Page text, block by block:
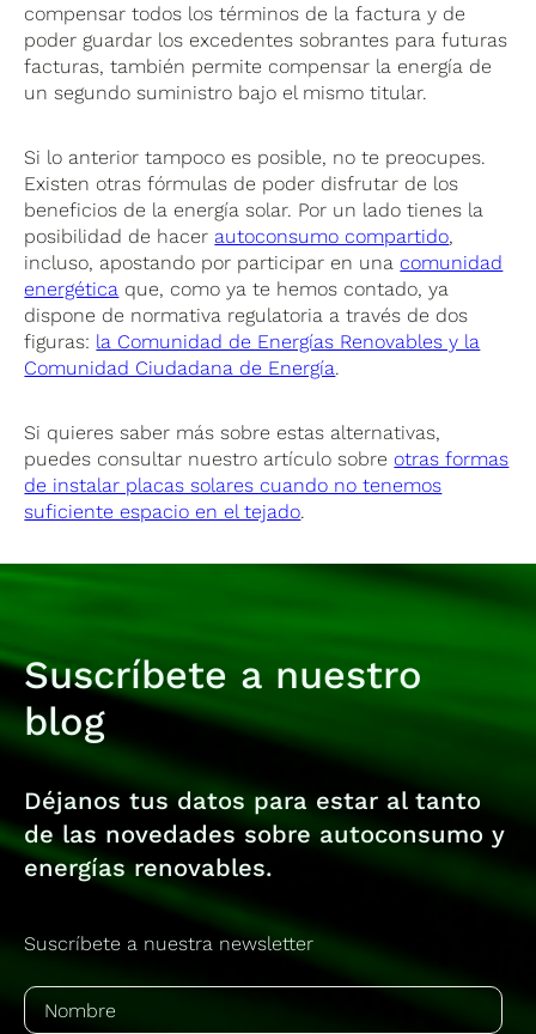
compensar todos los términos de la factura y de
poder guardar los excedentes sobrantes para futuras
facturas, también permite compensar la energía de
un segundo suministro bajo el mismo titular.
Si lo anterior tampoco es posible, no te preocupes.
Existen otras fórmulas de poder disfrutar de los
beneficios de la energía solar. Por un lado tienes la
posibilidad de hacer autoconsumo compartido,
incluso, apostando por participar en una comunidad
energética que, como ya te hemos contado, ya
dispone de normativa regulatoria a través de dos
figuras: la Comunidad de Energías Renovables y la
Comunidad Ciudadana de Energía.
Si quieres saber más sobre estas alternativas,
puedes consultar nuestro artículo sobre otras formas
de instalar placas solares cuando no tenemos
suficiente espacio en el tejado.
Suscríbete a nuestro
blog
Déjanos tus datos para estar al tanto
de las novedades sobre autoconsumo y
energías renovables.
Suscríbete a nuestra newsletter